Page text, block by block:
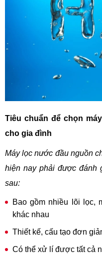
Tiêu chuẩn để chọn
cho gia đình
Máy lọc nước đầu nguồn
hiện nay phải được đánh
sau:
Bao gồm nhiều lõi lọc,
khác nhau
Thiết kế, cấu tạo đơn
Có thể xử lí được tất cả